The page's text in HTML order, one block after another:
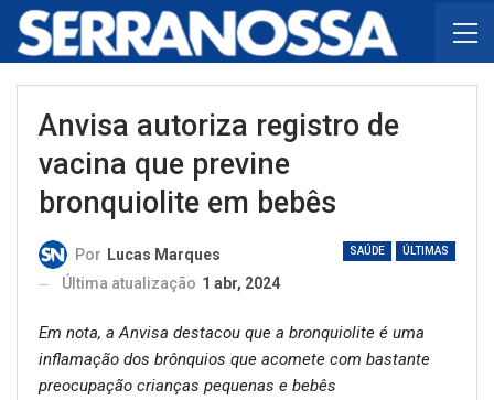
Anvisa autoriza registro de
vacina que previne
bronquiolite em bebês
SAÚDE ÚLTIMAS
Por Lucas Marques
Última atualização 1 abr, 2024
Em nota, a Anvisa destacou que a bronquiolite é uma
inflamação dos brônquios que acomete com bastante
preocupação crianças pequenas e bebês